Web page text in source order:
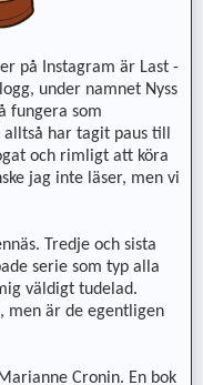
på Instagram är Last -
under namnet Nyss
fungera som
har tagit paus till
och rimligt att köra
jag inte läser, men vi
Tredje och sista
serie som typ alla
väldigt tudelad.
men är de egentligen
Cronin. En bok